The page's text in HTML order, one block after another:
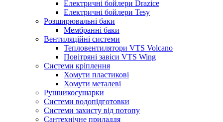
Електричні бойлери Drazice
Електричні бойлери Tesy
Розширювальні баки
Мембранні баки
Вентиляційні системи
Тепловентилятори VTS Volcano
Повітряні завіси VTS Wing
Системи кріплення
Хомути пластикові
Хомути металеві
Рушникосушарки
Системи водопідготовки
Системи захисту від потопу
Сантехнічне приладдя